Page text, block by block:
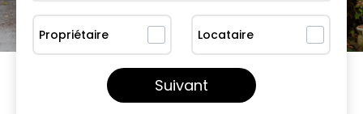
Propriétaire Locataire
Suivant